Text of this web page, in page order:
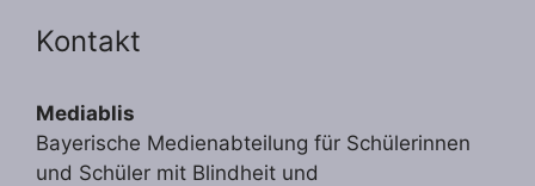
Kontakt
Mediablis
Bayerische Medienabteilung für Schülerinnen
und Schüler mit Blindheit und